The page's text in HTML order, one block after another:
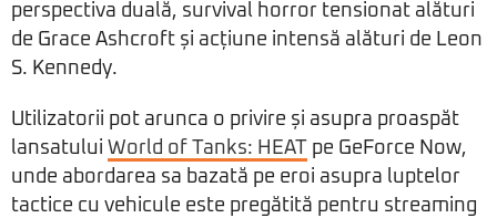
perspectiva duală, survival horror tensionat alături
de Grace Ashcroft și acțiune intensă alături de Leon
S. Kennedy.
Utilizatorii pot arunca o privire și asupra proaspăt
lansatului World of Tanks: HEAT
pe GeForce Now,
unde abordarea sa bazată pe eroi asupra luptelor
tactice cu vehicule este pregătită pentru streaming